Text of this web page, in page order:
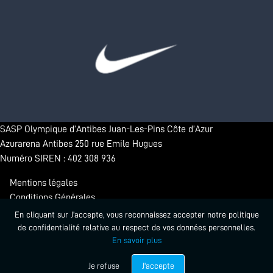
SASP Olympique d’Antibes Juan-Les-Pins Côte d’Azur
Azurarena Antibes 250 rue Emile Hugues
Numéro SIREN : 402 308 936
Mentions légales
Conditions Générales
Confidentialité
© 2026 - Antibes Sharks. Tous droits réservés.
Propulsé par Startlead
En cliquant sur J'accepte, vous reconnaissez accepter notre politique
de confidentialité relative au respect de vos données personnelles.
En savoir plus
Je refuse J'accepte